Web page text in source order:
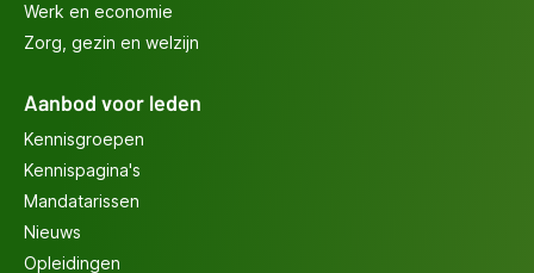
Werk en economie
Zorg, gezin en welzijn
Aanbod voor leden
Kennisgroepen
Kennispagina's
Mandatarissen
Nieuws
Opleidingen